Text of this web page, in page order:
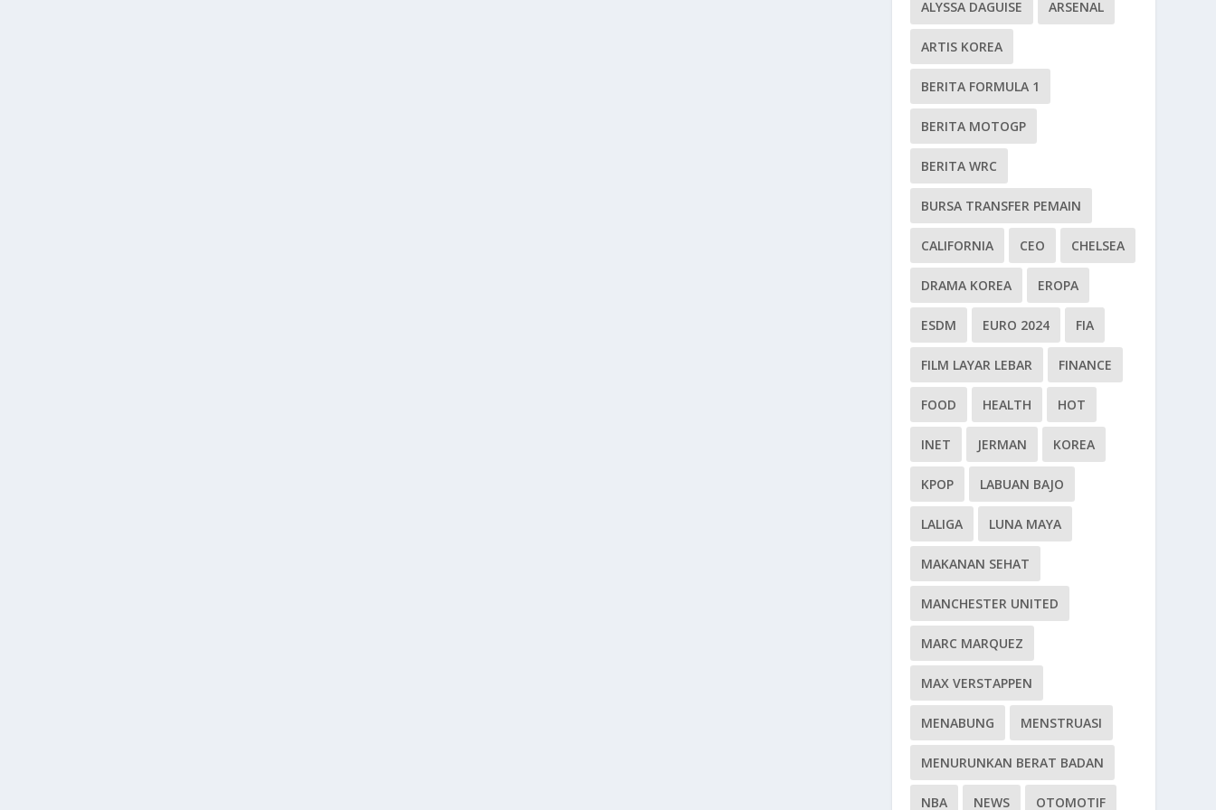
ALYSSA DAGUISE ARSENAL
ARTIS KOREA
BERITA FORMULA 1
BERITA MOTOGP
BERITA WRC
BURSA TRANSFER PEMAIN
CALIFORNIA CEO CHELSEA
DRAMA KOREA EROPA
ESDM EURO 2024 FIA
FILM LAYAR LEBAR FINANCE
FOOD HEALTH HOT
INET JERMAN KOREA
KPOP LABUAN BAJO
LALIGA LUNA MAYA
MAKANAN SEHAT
MANCHESTER UNITED
MARC MARQUEZ
MAX VERSTAPPEN
MENABUNG MENSTRUASI
MENURUNKAN BERAT BADAN
NBA NEWS OTOMOTIF